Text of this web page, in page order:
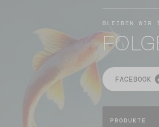
BLEIBEN WIR
FACEBOOK
PRODUKTE